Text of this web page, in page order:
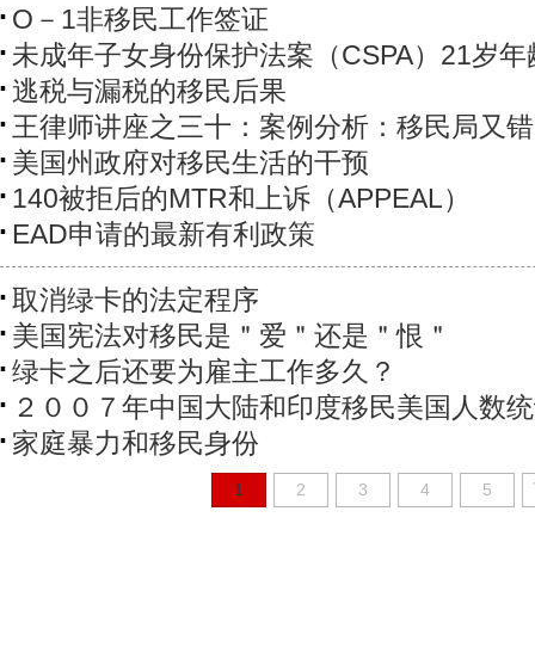
O－1非移民工作签证
未成年子女身份保护法案（CSPA）21岁
逃税与漏税的移民后果
王律师讲座之三十：案例分析：移民局又
美国州政府对移民生活的干预
140被拒后的MTR和上诉（APPEAL）
EAD申请的最新有利政策
取消绿卡的法定程序
美国宪法对移民是＂爱＂还是＂恨＂
绿卡之后还要为雇主工作多久？
２００７年中国大陆和印度移民美国人数
家庭暴力和移民身份
1 2 3 4 5